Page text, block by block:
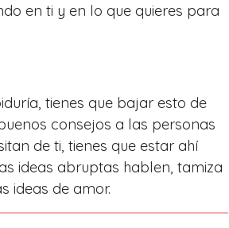
en ti y en lo que quieres para
tienes que bajar esto de
consejos a las personas
de ti, tienes que estar ahí
ideas abruptas hablen, tamiza
ideas de amor.